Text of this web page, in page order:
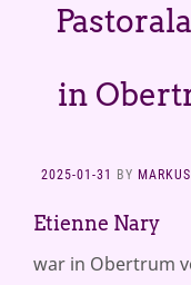
in
2025-01-31 BY
Etienne Nary
war in Obertrum